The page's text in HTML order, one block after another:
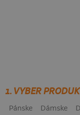
1. VYBER
Pánske Dámske